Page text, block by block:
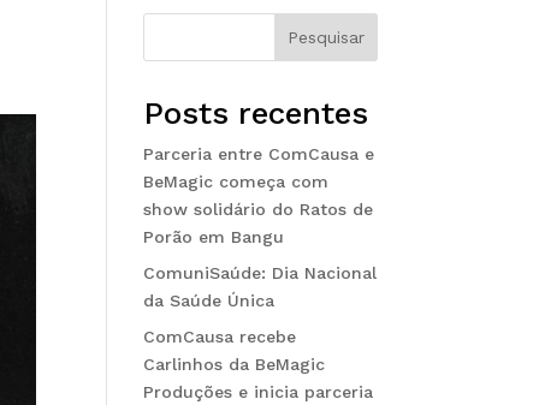
Pesquisar
Posts recentes
Parceria entre ComCausa e
BeMagic começa com
show solidário do Ratos de
Porão em Bangu
ComuniSaúde: Dia Nacional
da Saúde Única
ComCausa recebe
Carlinhos da BeMagic
Produções e inicia parceria